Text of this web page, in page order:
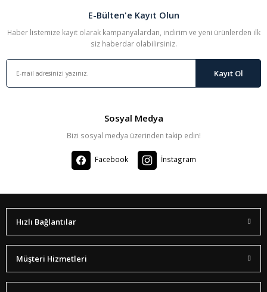
E-Bülten'e Kayıt Olun
Haber listemize kayıt olarak kampanyalardan, indirim ve yeni ürünlerden ilk
siz haberdar olabilirsiniz.
Kayıt Ol
Sosyal Medya
Bizi sosyal medya üzerinden takip edin!
Facebook İnstagram
Hızlı Bağlantılar
Müşteri Hizmetleri